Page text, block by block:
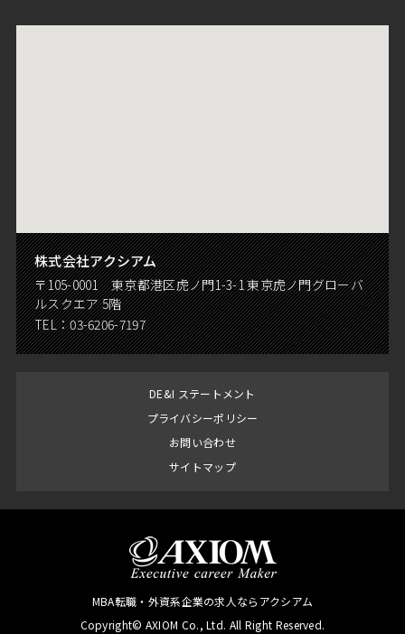
株式会社アクシアム
〒105-0001 東京都港区虎ノ門1-3-1 東京虎ノ門グローバ
ルスクエア 5階
TEL：03-6206-7197
DE&I ステートメント
プライバシーポリシー
お問い合わせ
サイトマップ
MBA転職・外資系企業の求人ならアクシアム
Copyright© AXIOM Co., Ltd. All Right Reserved.